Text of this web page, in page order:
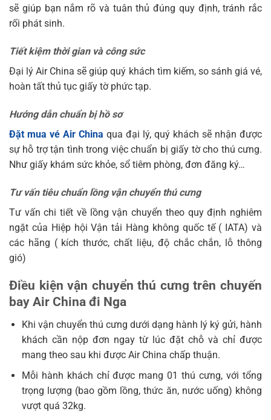
sẽ giúp bạn nắm rõ và tuân thủ đúng quy định, tránh rắc
rối phát sinh.
Tiết kiệm thời gian và công sức
Đại lý Air China sẽ giúp quý khách tìm kiếm, so sánh giá vé,
hoàn tất thủ tục giấy tờ phức tạp.
Hướng dẫn chuẩn bị hồ sơ
Đặt mua vé Air China qua đại lý, quý khách sẽ nhận được
sự hỗ trợ tận tình trong việc chuẩn bị giấy tờ cho thú cưng.
Như giấy khám sức khỏe, sổ tiêm phòng, đơn đăng ký…
Tư vấn tiêu chuẩn lồng vận chuyển thú cưng
Tư vấn chi tiết về lồng vận chuyển theo quy định nghiêm
ngặt của Hiệp hội Vận tải Hàng không quốc tế ( IATA) và
các hãng ( kích thước, chất liệu, độ chắc chắn, lỗ thông
gió)
Điều kiện vận chuyển thú cưng trên chuyến
bay Air China đi Nga
Khi vận chuyển thú cưng dưới dạng hành lý ký gửi, hành
khách cần nộp đơn ngay từ lúc đặt chỗ và chỉ được
mang theo sau khi được Air China chấp thuận.
Mỗi hành khách chỉ được mang 01 thú cưng, với tổng
trọng lượng (bao gồm lồng, thức ăn, nước uống) không
vượt quá 32kg.